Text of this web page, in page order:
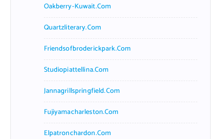
Oakberry-Kuwait.com
Quartzliterary.com
Friendsofbroderickpark.com
Studiopiattellina.com
Jannagrillspringfield.com
Fujiyamacharleston.com
Elpatronchardon.com